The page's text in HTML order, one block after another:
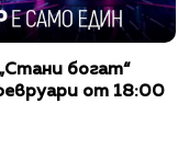
богат“
от 18:00